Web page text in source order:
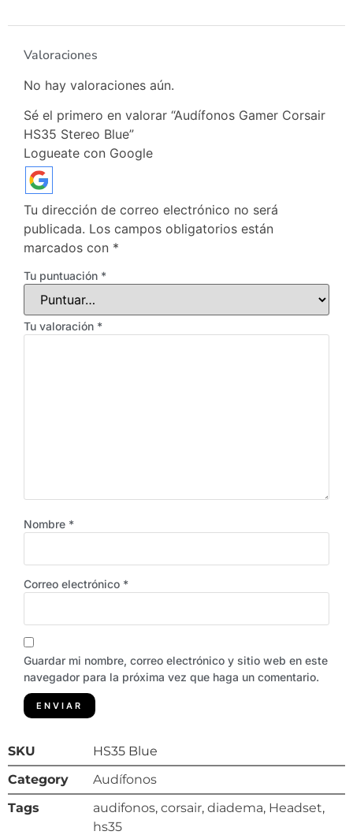
Valoraciones
No hay valoraciones aún.
Sé el primero en valorar “Audífonos Gamer Corsair
HS35 Stereo Blue”
Logueate con Google
Tu dirección de correo electrónico no será
publicada. Los campos obligatorios están
marcados con *
Tu puntuación *
Tu valoración *
Nombre *
Correo electrónico *
Guardar mi nombre, correo electrónico y sitio web en este
navegador para la próxima vez que haga un comentario.
SKU
HS35 Blue
Category
Audífonos
Tags
audifonos, corsair, diadema, Headset,
hs35